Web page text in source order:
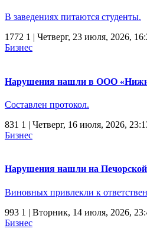
В заведениях питаются студенты.
1772 1 | Четверг, 23 июля, 2026,
Бизнес
Нарушения нашли в ООО
Составлен протокол.
831 1 | Четверг, 16 июля, 2026,
Бизнес
Нарушения нашли на
Виновных привлекли к
993 1 | Вторник, 14 июля, 2026,
Бизнес